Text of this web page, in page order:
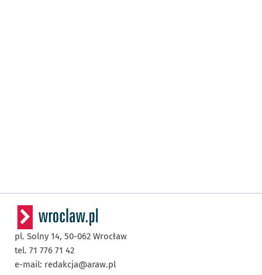
pl. Solny 14, 50-062 Wrocław
tel. 71 776 71 42
e-mail: redakcja@araw.pl